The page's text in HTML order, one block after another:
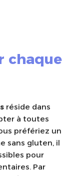
chaque
réside dans
à toutes
préfériez un
sans gluten, il
pour
Par